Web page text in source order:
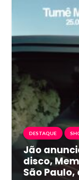
DESTAQUE
Jão
disco,
São